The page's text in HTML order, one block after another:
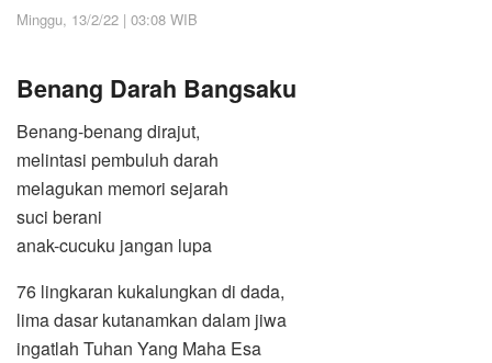
Minggu, 13/2/22 | 03:08 WIB
Benang Darah Bangsaku
Benang-benang dirajut,
melintasi pembuluh darah
melagukan memori sejarah
suci berani
anak-cucuku jangan lupa
76 lingkaran kukalungkan di dada,
lima dasar kutanamkan dalam jiwa
ingatlah Tuhan Yang Maha Esa